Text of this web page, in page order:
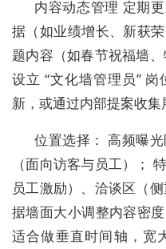
内容动态管理 定期
据（如业绩增长、新获
题内容（如春节祝福墙
设立 “文化墙管理员”
新，或通过内部提案收集
位置选择： 高频曝
（面向访客与员工）；
员工激励）、洽谈区（
据墙面大小调整内容密
适合做垂直时间轴，宽